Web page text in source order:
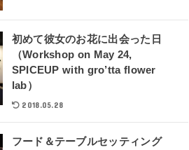
初めて彼女のお花に出会った日
（Workshop on May 24,
SPICEUP with gro’tta flower
lab）
2018.05.28
フード＆テーブルセッティング